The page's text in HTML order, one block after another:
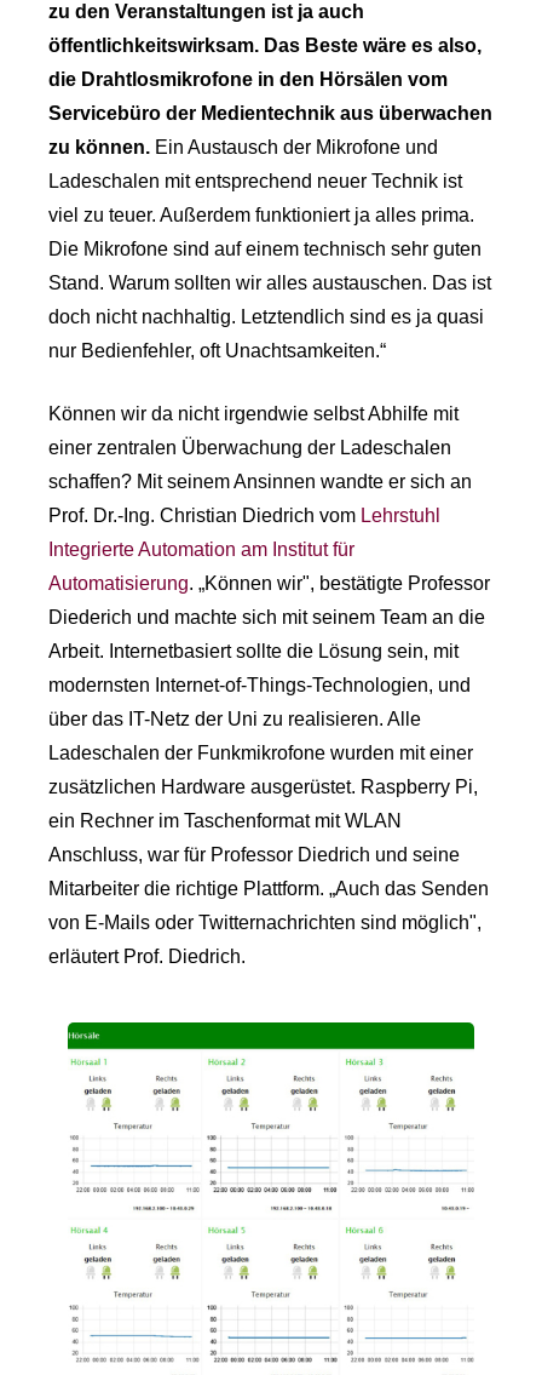
zu den Veranstaltungen ist ja auch
öffentlichkeitswirksam. Das Beste wäre es also,
die Drahtlosmikrofone in den Hörsälen vom
Servicebüro der Medientechnik aus überwachen
zu können. Ein Austausch der Mikrofone und
Ladeschalen mit entsprechend neuer Technik ist
viel zu teuer. Außerdem funktioniert ja alles prima.
Die Mikrofone sind auf einem technisch sehr guten
Stand. Warum sollten wir alles austauschen. Das ist
doch nicht nachhaltig. Letztendlich sind es ja quasi
nur Bedienfehler, oft Unachtsamkeiten.“
Können wir da nicht irgendwie selbst Abhilfe mit
einer zentralen Überwachung der Ladeschalen
schaffen? Mit seinem Ansinnen wandte er sich an
Prof. Dr.-Ing. Christian Diedrich vom Lehrstuhl
Integrierte Automation am Institut für
Automatisierung. „Können wir", bestätigte Professor
Diederich und machte sich mit seinem Team an die
Arbeit. Internetbasiert sollte die Lösung sein, mit
modernsten Internet-of-Things-Technologien, und
über das IT-Netz der Uni zu realisieren. Alle
Ladeschalen der Funkmikrofone wurden mit einer
zusätzlichen Hardware ausgerüstet. Raspberry Pi,
ein Rechner im Taschenformat mit WLAN
Anschluss, war für Professor Diedrich und seine
Mitarbeiter die richtige Plattform. „Auch das Senden
von E-Mails oder Twitternachrichten sind möglich",
erläutert Prof. Diedrich.